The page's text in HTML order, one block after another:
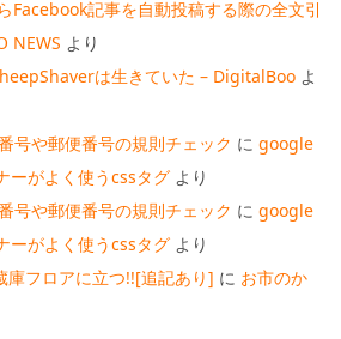
Facebook記事を自動投稿する際の全文引
NEWS より
は生きていた – DigitalBoo よ
号や郵便番号の規則チェック に google
ーがよく使うcssタグ より
号や郵便番号の規則チェック に google
ーがよく使うcssタグ より
庫フロアに立つ!![追記あり] に お市のか